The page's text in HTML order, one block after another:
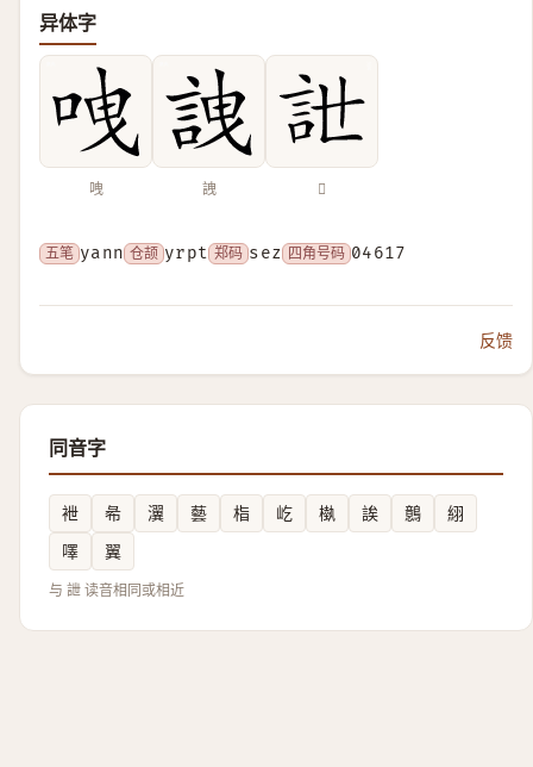
异体字
㖂 䛖 𧥨
五笔 yann 仓颉 yrpt 郑码 sez 四角号码 04617
反馈
同音字
袣 㣇 瀷 藝 栺 屹 槸 誒 鷾
䋚
㘁
翼
与 詍 读音相同或相近